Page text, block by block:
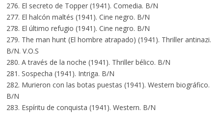
276. El secreto de Topper (1941). Comedia. B/N
277. El halcón maltés (1941). Cine negro. B/N
278. El último refugio (1941). Cine negro. B/N
279. The man hunt (El hombre atrapado) (1941). Thriller antinazi.
B/N. V.O.S
280. A través de la noche (1941). Thriller bélico. B/N
281. Sospecha (1941). Intriga. B/N
282. Murieron con las botas puestas (1941). Western biográfico.
B/N
283. Espíritu de conquista (1941). Western. B/N